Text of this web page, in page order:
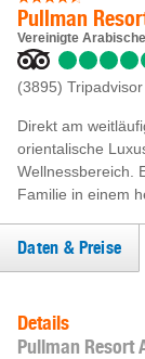
Pullman
Vereinigte
(3895)
Direkt am
orientalische
Wellnessbereich.
Familie in einem
Daten & Preise
Details
Pullman Resort